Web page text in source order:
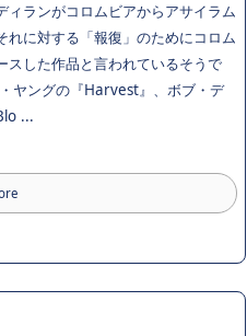
ィランがコロムビアからアサイラム
れに対する「報復」のためにコロム
スした作品と言われているそうで
ヤングの『Harvest』、ボブ・デ
...